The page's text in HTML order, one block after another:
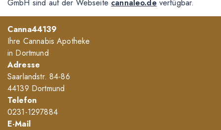
GmbH sind auf der Webseite cannaleo.de verfügbar.
Canna44139
Ihre Cannabis Apotheke
in Dortmund
Adresse
Saarlandstr. 84-86
44139 Dortmund
Telefon
0231-1297884
E-Mail